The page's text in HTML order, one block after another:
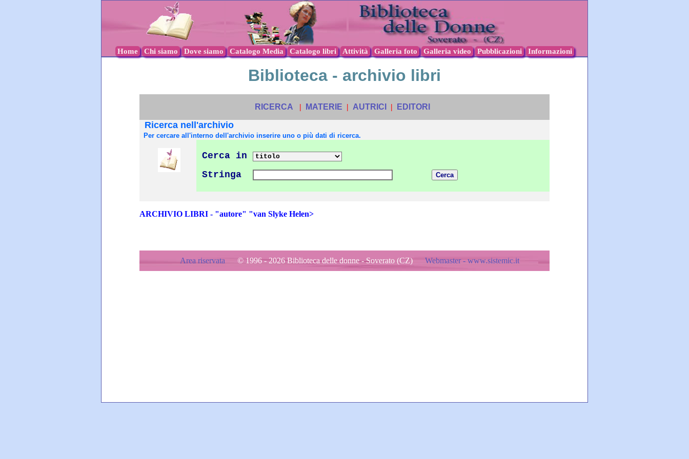
Home Chi siamo Dove siamo Catalogo Media Catalogo libri Attività Galleria foto Galleria video Pubblicazioni Informazioni
Biblioteca - archivio libri
RICERCA | MATERIE | AUTRICI | EDITORI
Ricerca nell'archivio
Per cercare all'interno dell'archivio inserire uno o più dati di ricerca.
Cerca in
Stringa
ARCHIVIO LIBRI - "autore" "van Slyke Helen>
Area riservata © 1996 - 2026 Biblioteca delle donne - Soverato (CZ) Webmaster - www.sistemic.it